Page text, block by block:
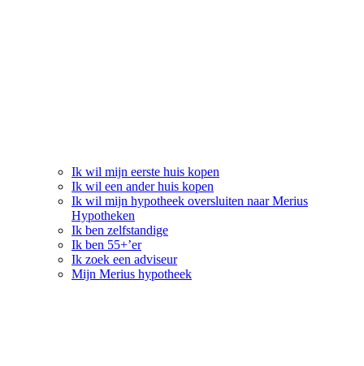
Ik wil mijn eerste huis kopen
Ik wil een ander huis kopen
Ik wil mijn hypotheek oversluiten naar Merius
Hypotheken
Ik ben zelfstandige
Ik ben 55+’er
Ik zoek een adviseur
Mijn Merius hypotheek